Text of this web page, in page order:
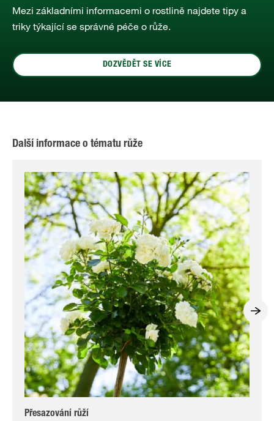
Mezi základními informacemi o rostlině najdete tipy a
triky týkající se správné péče o růže.
DOZVĚDĚT SE VÍCE
Další informace o tématu růže
Přesazování růží